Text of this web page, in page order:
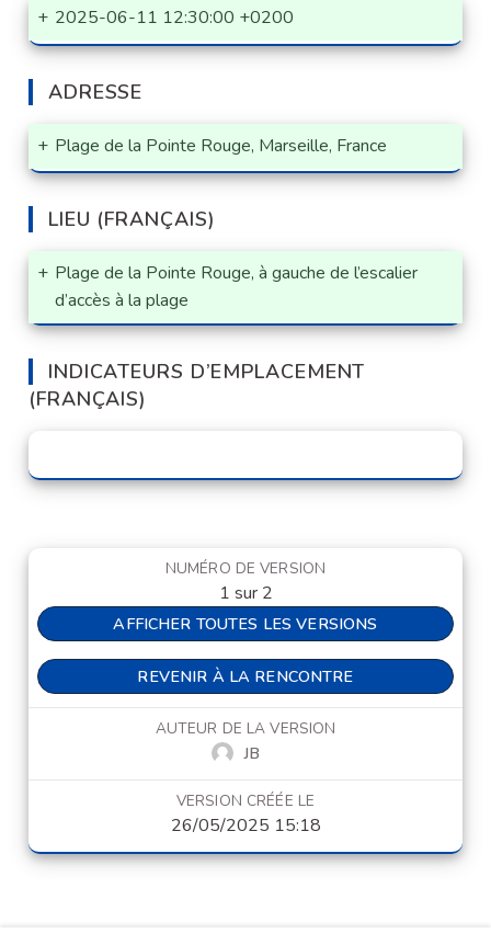
+ 2025-06-11 12:30:00 +0200
ADRESSE
+ Plage de la Pointe Rouge, Marseille, France
LIEU (FRANÇAIS)
+ Plage de la Pointe Rouge, à gauche de l’escalier
d’accès à la plage
INDICATEURS D’EMPLACEMENT
(FRANÇAIS)
NUMÉRO DE VERSION
1 sur 2
AFFICHER TOUTES LES VERSIONS
REVENIR À LA RENCONTRE
AUTEUR DE LA VERSION
JB
VERSION CRÉÉE LE
26/05/2025 15:18